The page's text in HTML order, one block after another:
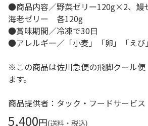
●商品内容／野菜ゼリー120g×2、鰻
海老ゼリー 各120g
●賞味期間／冷凍で30日
●アレルギー／「小麦」「卵」「え
※この商品は佐川急便の飛脚クール便
ます。
商品提供者：タック・フードサービス
5,400円(送料・税込)